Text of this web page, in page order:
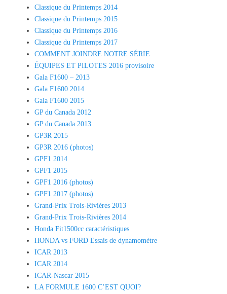
Classique du Printemps 2014
Classique du Printemps 2015
Classique du Printemps 2016
Classique du Printemps 2017
COMMENT JOINDRE NOTRE SÉRIE
ÉQUIPES ET PILOTES 2016 provisoire
Gala F1600 – 2013
Gala F1600 2014
Gala F1600 2015
GP du Canada 2012
GP du Canada 2013
GP3R 2015
GP3R 2016 (photos)
GPF1 2014
GPF1 2015
GPF1 2016 (photos)
GPF1 2017 (photos)
Grand-Prix Trois-Rivières 2013
Grand-Prix Trois-Rivières 2014
Honda Fit1500cc caractéristiques
HONDA vs FORD Essais de dynamomètre
ICAR 2013
ICAR 2014
ICAR-Nascar 2015
LA FORMULE 1600 C’EST QUOI?